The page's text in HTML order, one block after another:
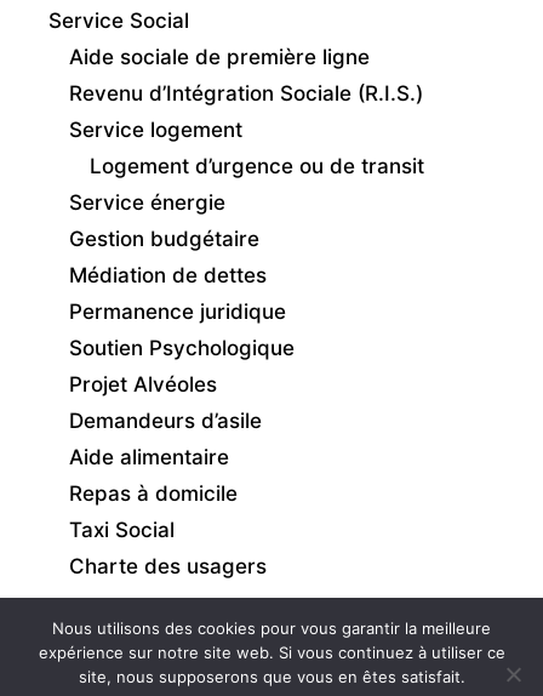
Service Social
Aide sociale de première ligne
Revenu d’Intégration Sociale (R.I.S.)
Service logement
Logement d’urgence ou de transit
Service énergie
Gestion budgétaire
Médiation de dettes
Permanence juridique
Soutien Psychologique
Projet Alvéoles
Demandeurs d’asile
Aide alimentaire
Repas à domicile
Taxi Social
Charte des usagers
Intranet|Mentions légales|Gestion des cookies
Nous utilisons des cookies pour vous garantir la meilleure
expérience sur notre site web. Si vous continuez à utiliser ce
site, nous supposerons que vous en êtes satisfait.